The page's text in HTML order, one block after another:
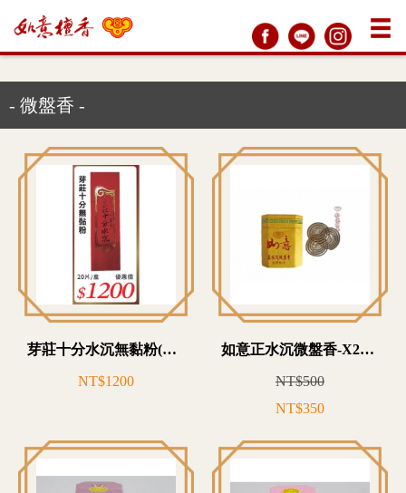
- 微盤香 -
芽莊十分水沉無黏粉(雲片)
NT$1200
如意正水沉微盤香-X21T0500
NT$500
NT$350